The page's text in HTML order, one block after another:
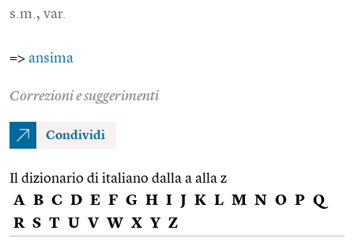
s.m., var.
=> ansima
Correzioni e suggerimenti
Condividi
Il dizionario di italiano dalla a alla z
A B C D E F G H I J K L M N O P Q
R S T U V W X Y Z